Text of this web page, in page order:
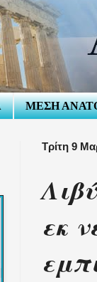
ΜΕΣΗ
Τρίτη 9
εκ